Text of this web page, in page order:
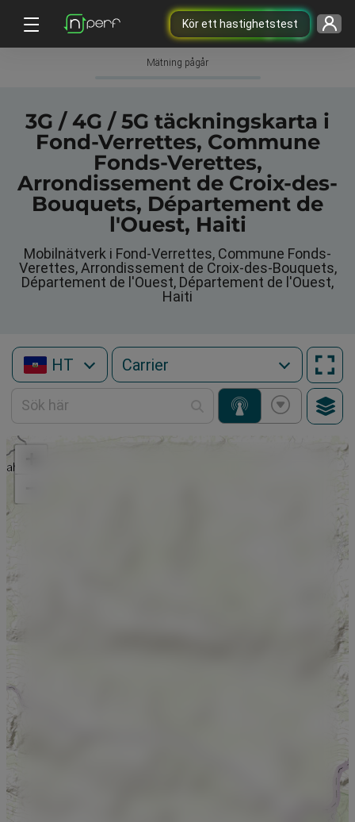
Kör ett hastighetstest
Mätning pågår
3G / 4G / 5G täckningskarta i
Fond-Verrettes, Commune
Fonds-Verettes,
Arrondissement de Croix-des-
Bouquets, Département de
l'Ouest, Haiti
Mobilnätverk i Fond-Verrettes, Commune Fonds-
Verettes, Arrondissement de Croix-des-Bouquets,
Département de l'Ouest, Département de l'Ouest,
Haiti
HT